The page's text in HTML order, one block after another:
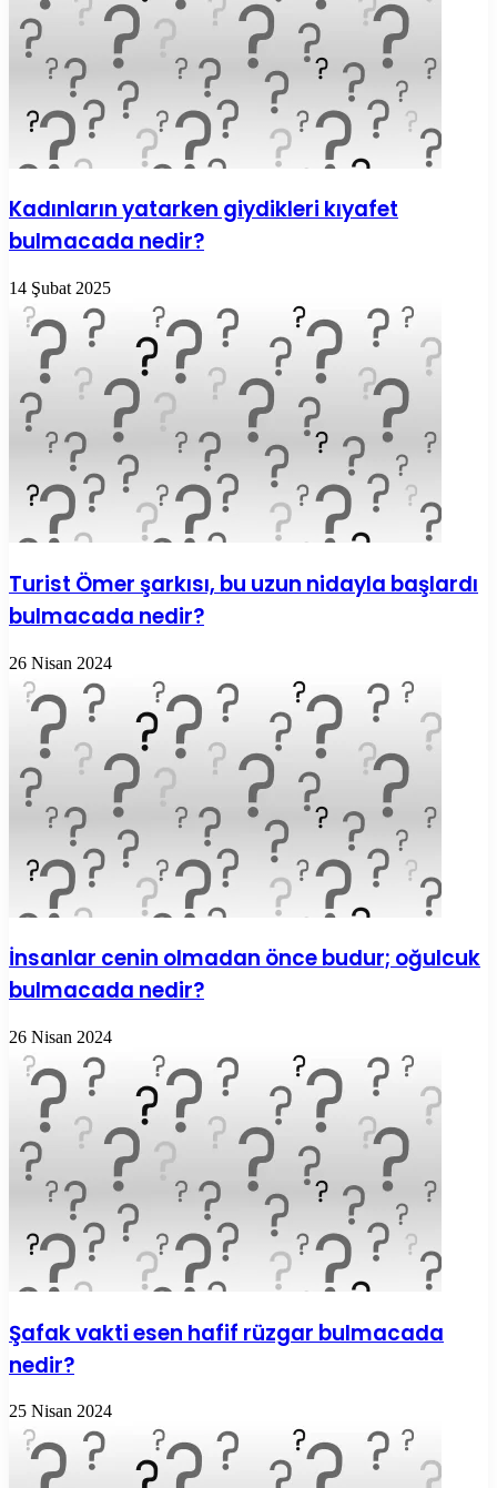
Kadınların yatarken giydikleri kıyafet
bulmacada nedir?
14 Şubat 2025
Turist Ömer şarkısı, bu uzun nidayla başlardı
bulmacada nedir?
26 Nisan 2024
İnsanlar cenin olmadan önce budur; oğulcuk
bulmacada nedir?
26 Nisan 2024
Şafak vakti esen hafif rüzgar bulmacada
nedir?
25 Nisan 2024